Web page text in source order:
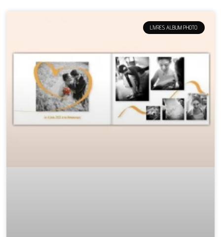
LIVRES ALBUM PHOTO